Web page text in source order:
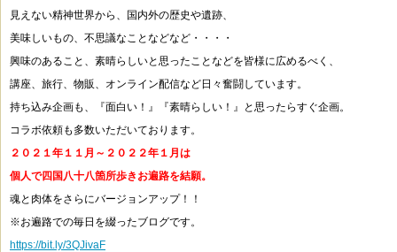
見えない精神世界から、国内外の歴史や遺跡、
美味しいもの、不思議なことなどなど・・・・
興味のあること、素晴らしいと思ったことなどを皆様に広めるべく、
講座、旅行、物販、オンライン配信など日々奮闘しています。
持ち込み企画も、『面白い！』『素晴らしい！』と思ったらすぐ企画。
コラボ依頼も多数いただいております。
２０２１年１１月～２０２２年１月は
個人で四国八十八箇所歩きお遍路を結願。
魂と肉体をさらにバージョンアップ！！
※お遍路での毎日を綴ったブログです。
https://bit.ly/3QJivaF